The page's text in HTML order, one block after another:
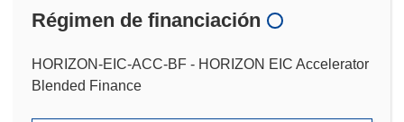
Régimen de financiación
HORIZON-EIC-ACC-BF - HORIZON EIC Accelerator
Blended Finance